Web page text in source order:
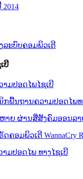
ລະບົບຄອມພິວເຕີ
ບີ
ມປອດໄພໄຊເບີ
ພື້ນຖານຄວາມປອດໄພທ
າຍ ຜ່ານສື່ສັງຄົມອອນລາ
ຄອມພິວເຕີ WannaCry
ມປອດໄພ ທາງໄຊເບີ